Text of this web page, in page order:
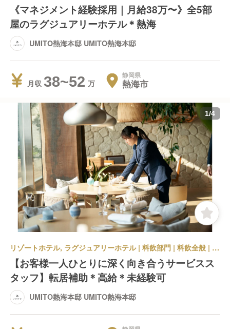
《マネジメント経験採用｜月給38万〜》全5部
屋のラグジュアリーホテル＊熱海
UMITO熱海本邸 UMITO熱海本邸
月収 38~52 静岡県
熱海市
1/4
リゾートホテル, ラグジュアリーホテル | 料飲部門 | 料飲全般 | UMITO熱海本邸 UMITO熱海本邸
【お客様一人ひとりに深く向き合うサービスス
タッフ】転居補助＊高給＊未経験可
UMITO熱海本邸 UMITO熱海本邸